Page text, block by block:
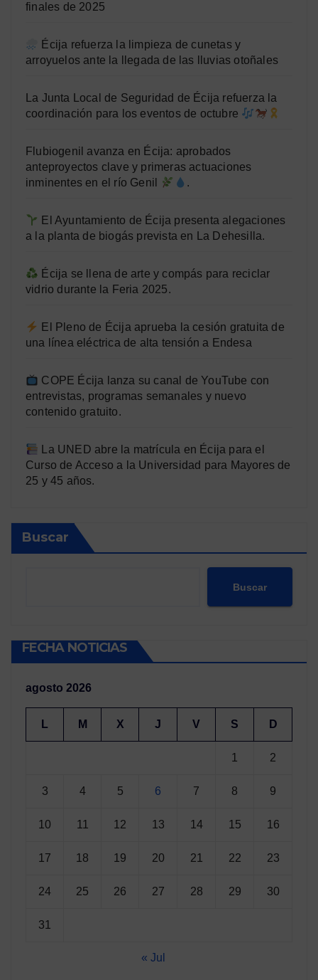
finales de 2025
Écija refuerza la limpieza de cunetas y
arroyuelos ante la llegada de las lluvias otoñales
La Junta Local de Seguridad de Écija refuerza la
coordinación para los eventos de octubre
Flubiogenil avanza en Écija: aprobados
anteproyectos clave y primeras actuaciones
inminentes en el río Genil
.
El Ayuntamiento de Écija presenta alegaciones
a la planta de biogás prevista en La Dehesilla.
Écija se llena de arte y compás para reciclar
vidrio durante la Feria 2025.
El Pleno de Écija aprueba la cesión gratuita de
una línea eléctrica de alta tensión a Endesa
COPE Écija lanza su canal de YouTube con
entrevistas, programas semanales y nuevo
contenido gratuito.
La UNED abre la matrícula en Écija para el
Curso de Acceso a la Universidad para Mayores de
25 y 45 años.
Buscar
Buscar
FECHA NOTICIAS
agosto 2026
L M X J V S D
1 2
3 4 5 6 7 8 9
10 11 12 13 14 15 16
17 18 19 20 21 22 23
24 25 26 27 28 29 30
31
« Jul